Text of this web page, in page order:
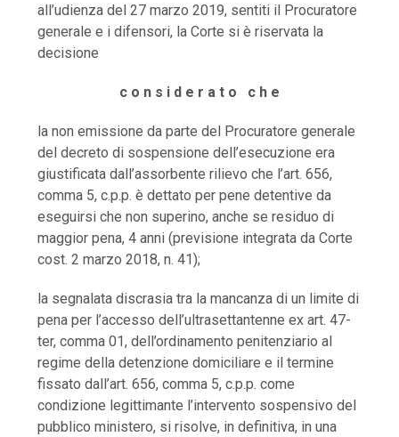
all’udienza del 27 marzo 2019, sentiti il Procuratore
generale e i difensori, la Corte si è riservata la
decisione
c o n s i d e r a t o c h e
la non emissione da parte del Procuratore generale
del decreto di sospensione dell’esecuzione era
giustificata dall’assorbente rilievo che l’art. 656,
comma 5, c.p.p. è dettato per pene detentive da
eseguirsi che non superino, anche se residuo di
maggior pena, 4 anni (previsione integrata da Corte
cost. 2 marzo 2018, n. 41);
la segnalata discrasia tra la mancanza di un limite di
pena per l’accesso dell’ultrasettantenne ex art. 47-
ter, comma 01, dell’ordinamento penitenziario al
regime della detenzione domiciliare e il termine
fissato dall’art. 656, comma 5, c.p.p. come
condizione legittimante l’intervento sospensivo del
pubblico ministero, si risolve, in definitiva, in una